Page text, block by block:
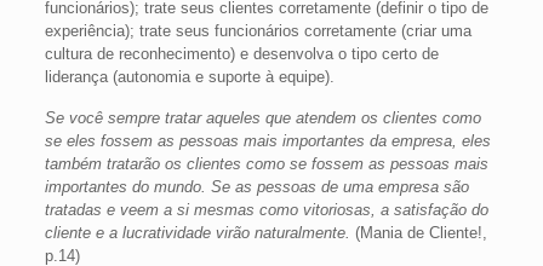
funcionários); trate seus clientes corretamente (definir o tipo de
experiência); trate seus funcionários corretamente (criar uma
cultura de reconhecimento) e desenvolva o tipo certo de
liderança (autonomia e suporte à equipe).
Se você sempre tratar aqueles que atendem os clientes como
se eles fossem as pessoas mais importantes da empresa, eles
também tratarão os clientes como se fossem as pessoas mais
importantes do mundo. Se as pessoas de uma empresa são
tratadas e veem a si mesmas como vitoriosas, a satisfação do
cliente e a lucratividade virão naturalmente. (Mania de Cliente!,
p.14)